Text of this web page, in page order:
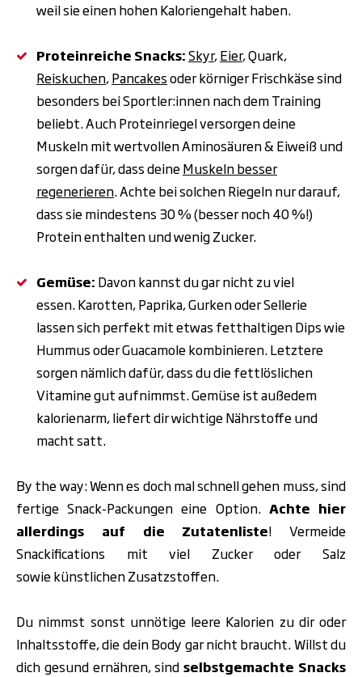
weil sie einen hohen Kaloriengehalt haben.
Proteinreiche Snacks:Skyr,Eier, Quark,
Reiskuchen,Pancakesoder körniger Frischkäse sind
besonders bei Sportler:innen nach dem Training
beliebt. Auch Proteinriegel versorgen deine
Muskeln mit wertvollen Aminosäuren & Eiweiß und
sorgen dafür, dass deineMuskeln besser
regenerieren. Achte bei solchen Riegeln nur darauf,
dass sie mindestens 30 % (besser noch 40 %!)
Protein enthalten und wenig Zucker.
Gemüse: Davon kannst du gar nicht zu viel
essen. Karotten, Paprika, Gurken oder Sellerie
lassen sich perfekt mit etwas fetthaltigen Dips wie
Hummus oder Guacamole kombinieren. Letztere
sorgen nämlich dafür, dass du die fettlöslichen
Vitamine gut aufnimmst. Gemüse ist außedem
kalorienarm, liefert dir wichtige Nährstoffe und
macht satt.
By the way: Wenn es doch mal schnell gehen muss, sind
fertige Snack-Packungen eine Option. Achte hier
allerdings auf die Zutatenliste! Vermeide
Snackifications mit viel Zucker oder Salz
sowie künstlichen Zusatzstoffen.
Du nimmst sonst unnötige leere Kalorien zu dir oder
Inhaltsstoffe, die dein Body gar nicht braucht. Willst du
dich gesund ernähren, sindselbstgemachte Snacks